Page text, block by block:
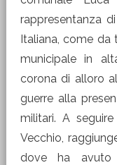
rappresentanza
Italiana, come da
municipale in
corona di alloro
guerre alla
militari. A
Vecchio,
dove ha avuto